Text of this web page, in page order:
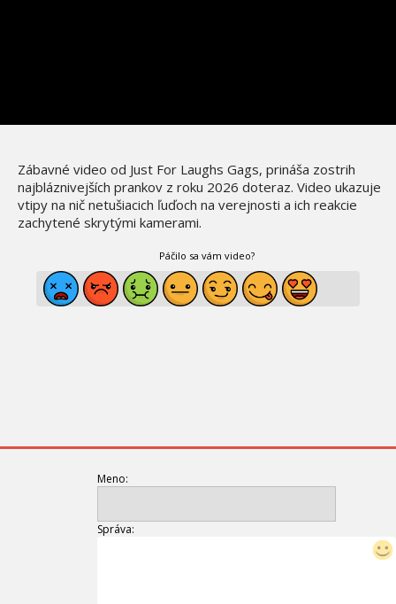
Zábavné video od Just For Laughs Gags, prináša zostrih
najbláznivejších prankov z roku 2026 doteraz. Video ukazuje
vtipy na nič netušiacich ľuďoch na verejnosti a ich reakcie
zachytené skrytými kamerami.
Páčilo sa vám video?
Meno:
Správa: